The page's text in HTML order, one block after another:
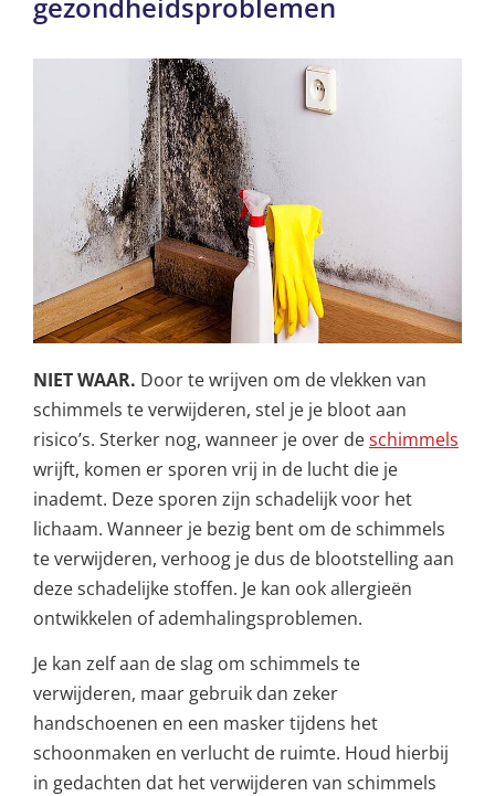
NIET WAAR. Door te wrijven om de vlekken van
schimmels te verwijderen, stel je je bloot aan
risico’s. Sterker nog, wanneer je over deschimmels
wrijft, komen er sporen vrij in de lucht die je
inademt. Deze sporen zijn schadelijk voor het
lichaam. Wanneer je bezig bent om de schimmels
te verwijderen, verhoog je dus de blootstelling aan
deze schadelijke stoffen. Je kan ook allergieën
ontwikkelen of ademhalingsproblemen.
Je kan zelf aan de slag om schimmels te
verwijderen, maar gebruik dan zeker
handschoenen en een masker tijdens het
schoonmaken en verlucht de ruimte. Houd hierbij
in gedachten dat het verwijderen van schimmels